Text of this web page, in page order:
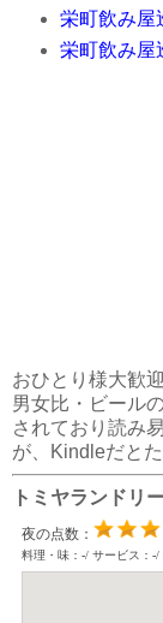
栄町飲み屋
栄町飲み屋
おひとり様大歓
男女比・ビール
されており読み
が、Kindleだと
トミヤランドリ